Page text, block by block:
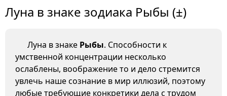
Луна в знаке зодиака Рыбы (±)
Луна в знаке Рыбы. Способности к
умственной концентрации несколько
ослаблены, воображение то и дело стремится
увлечь наше сознание в мир иллюзий, поэтому
любые требующие конкретики дела с трудом